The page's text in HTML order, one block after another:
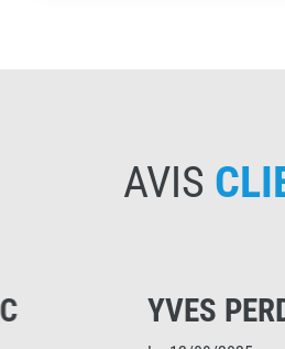
AVIS
YVES PERDRIX